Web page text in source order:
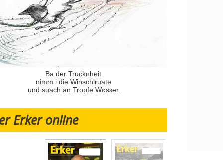
Ba der Trucknheit
nimm i die Winschlruate
und suach an Tropfe Wosser.
Erker online